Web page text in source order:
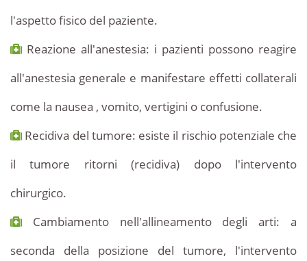
l'aspetto fisico del paziente.
Reazione all'anestesia: i pazienti possono reagire
all'anestesia generale e manifestare effetti collaterali
come la nausea , vomito, vertigini o confusione.
Recidiva del tumore: esiste il rischio potenziale che
il tumore ritorni (recidiva) dopo l'intervento
chirurgico.
Cambiamento nell'allineamento degli arti: a
seconda della posizione del tumore, l'intervento